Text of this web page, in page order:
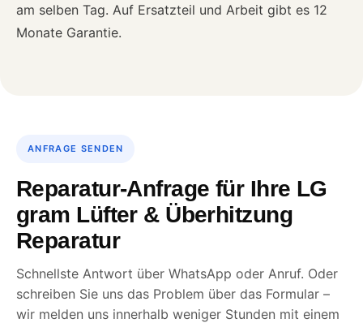
am selben Tag. Auf Ersatzteil und Arbeit gibt es 12
Monate Garantie.
ANFRAGE SENDEN
Reparatur-Anfrage für Ihre LG
gram Lüfter & Überhitzung
Reparatur
Schnellste Antwort über WhatsApp oder Anruf. Oder
schreiben Sie uns das Problem über das Formular –
wir melden uns innerhalb weniger Stunden mit einem